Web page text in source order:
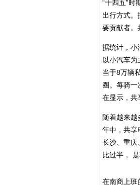
“十四五”时
出行方式。
要贡献者。
据统计，小
以小汽车
当于8万辆
圈。每骑
在显示，共
随着越来越
年中，共享
长沙、重庆
比过半， 是
在南商上班